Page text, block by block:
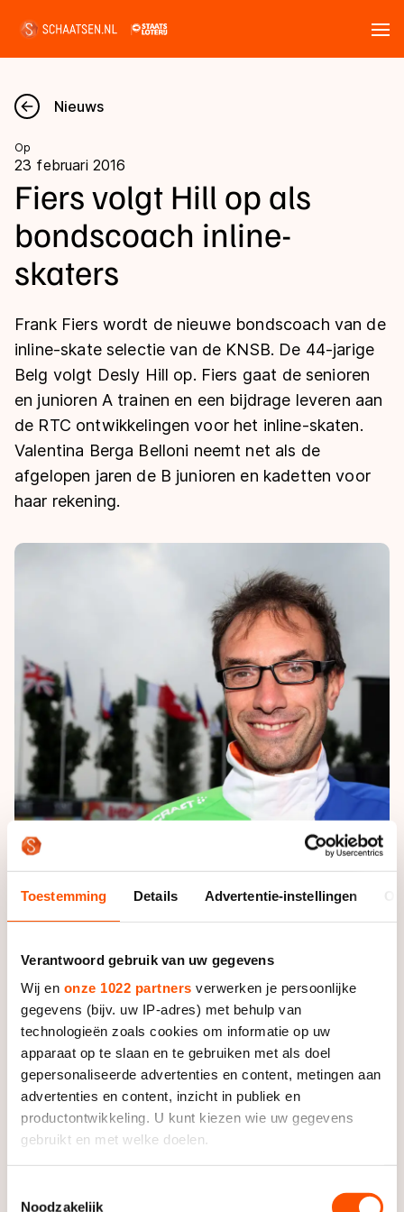
Toestemming Details Advertentie-instellingen
Verantwoord gebruik van uw gegevens
Wij en onze 1022 partners verwerken je persoonlijke
gegevens (bijv. uw IP-adres) met behulp van
technologieën zoals cookies om informatie op uw
apparaat op te slaan en te gebruiken met als doel
gepersonaliseerde advertenties en content, metingen aan
advertenties en content, inzicht in publiek en
productontwikkeling. U kunt kiezen wie uw gegevens
gebruikt en met welke doelen.
Informatie verzamelen over uw geografische locatie,
Noodzakelijk
Nieuws
Kalender
Disciplines
Marathon
Inlineskaten
Kunstschaatsen
Schoonrijden
Natuurijs
Uitslagen
Langebaan
Shorttrack
Marathon
Inlineskaten
Kunstschaatsen
Tijden & historie
Ranglijsten Langebaan
Persoonlijke records & tijden
Historie & statistiek
De weg op
Inschrijven wedstrijden
Algemene Nederlandse Schaatstijd
Deze zomer de weg op
Waar kan ik schaatsen en skaten?
Schaatsfans
Alles voor jou als schaatsfan
Evenementen
Winacties
Olympische uitslagen
Van Jong tot Goud verhalen
Nieuws
Op
23 februari 2016
Fiers volgt Hill op als
bondscoach inline-
skaters
Frank Fiers wordt de nieuwe bondscoach van de
inline-skate selectie van de KNSB. De 44-jarige
Belg volgt Desly Hill op. Fiers gaat de senioren
en junioren A trainen en een bijdrage leveren aan
de RTC ontwikkelingen voor het inline-skaten.
Valentina Berga Belloni neemt net als de
afgelopen jaren de B junioren en kadetten voor
haar rekening.
Fiers is geen onbekende in de schaats-, marathon en
inline-wereld. De Belg beoefende tot 2011 zelf
eerdergenoemde drie disciplines en is daarna coach
geworden.
In 2013 begeleidde hij de Nederlandse junioren inline
selectie, die onder andere succesvol was op het EK in
Almere. De afgelopen twee jaar was Fiers bondscoach